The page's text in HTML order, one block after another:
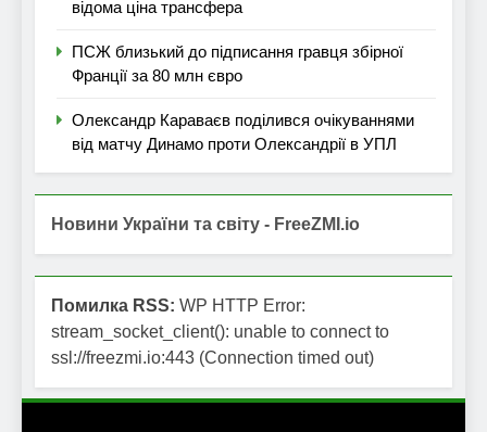
відома ціна трансфера
ПСЖ близький до підписання гравця збірної
Франції за 80 млн євро
Олександр Караваєв поділився очікуваннями
від матчу Динамо проти Олександрії в УПЛ
Новини України та світу - FreeZMI.io
Помилка RSS: WP HTTP Error:
stream_socket_client(): unable to connect to
ssl://freezmi.io:443 (Connection timed out)